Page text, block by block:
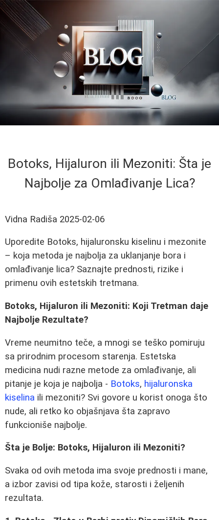
Botoks, Hijaluron ili Mezoniti: Šta je
Najbolje za Omlađivanje Lica?
Vidna Radiša 2025-02-06
Uporedite Botoks, hijaluronsku kiselinu i mezonite
– koja metoda je najbolja za uklanjanje bora i
omlađivanje lica? Saznajte prednosti, rizike i
primenu ovih estetskih tretmana.
Botoks, Hijaluron ili Mezoniti: Koji Tretman daje
Najbolje Rezultate?
Vreme neumitno teče, a mnogi se teško pomiruju
sa prirodnim procesom starenja. Estetska
medicina nudi razne metode za omlađivanje, ali
pitanje je koja je najbolja - Botoks, hijaluronska
kiselina ili mezoniti? Svi govore u korist onoga što
nude, ali retko ko objašnjava šta zapravo
funkcioniše najbolje.
Šta je Bolje: Botoks, Hijaluron ili Mezoniti?
Svaka od ovih metoda ima svoje prednosti i mane,
a izbor zavisi od tipa kože, starosti i željenih
rezultata.